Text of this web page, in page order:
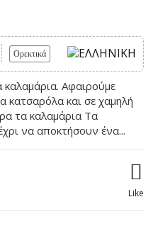
Ορεκτικά
καλαμάρια. Αφαιρούμε
κατσαρόλα και σε χαμηλή
τα καλαμάρια Τα
να αποκτήσουν ένα...
Like